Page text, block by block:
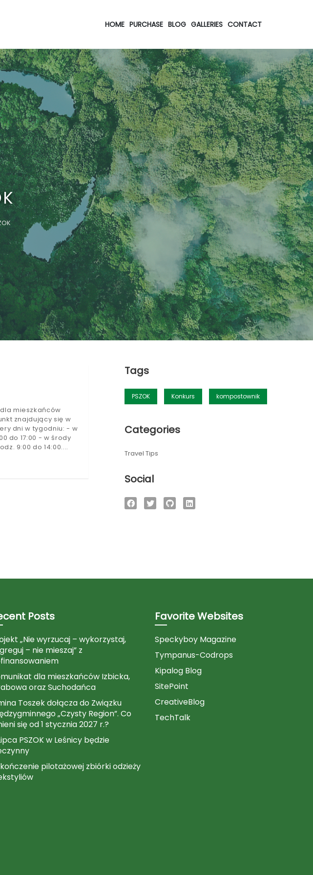
HOME PURCHASE BLOG GALLERIES CONTACT
mieszkańców
znajdujący się w
dni w tygodniu: - w
do 17:00 - w środy
9:00 do 14:00.
Tags
PSZOK Konkurs kompostownik
Categories
Travel Tips
Social
Posts
„Nie wyrzucaj – wykorzystaj,
– nie mieszaj” z
dla mieszkańców Izbicka,
oraz Suchodańca
Toszek dołącza do Związku
„Czysty Region”. Co
się od 1 stycznia 2027 r.?
PSZOK w Leśnicy będzie
pilotażowej zbiórki odzieży
Favorite Websites
Speckyboy Magazine
Tympanus-Codrops
Kipalog Blog
SitePoint
CreativeBlog
TechTalk